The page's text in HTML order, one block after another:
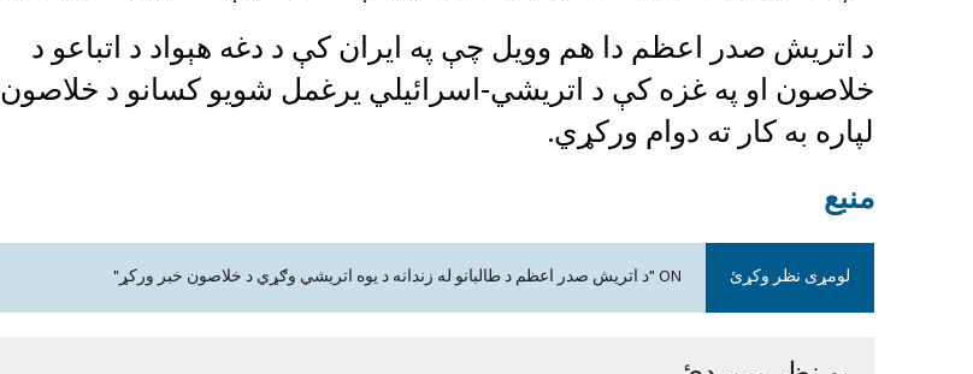
د اتریش صدر اعظم دا هم وویل چې په ایران کې د دغه هېواد د اتباعو د
خلاصون او په غزه کې د اتریشي-اسرائیلي یرغمل شویو کسانو د خلاصون
لپاره به کار ته دوام ورکړي.
منبع
لومړی نظر وکړئ ON "د اتریش صدر اعظم د طالبانو له زندانه د یوه اتریشي وګړي د خلاصون خبر ورکړ"